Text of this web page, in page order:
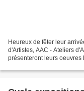
Heureux de fêter leur
d'Artistes, AAC - Ateliers
présenteront leurs oeuvres